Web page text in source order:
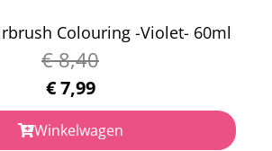
Colouring -Violet- 60ml
€8,40
€7,99
Winkelwagen